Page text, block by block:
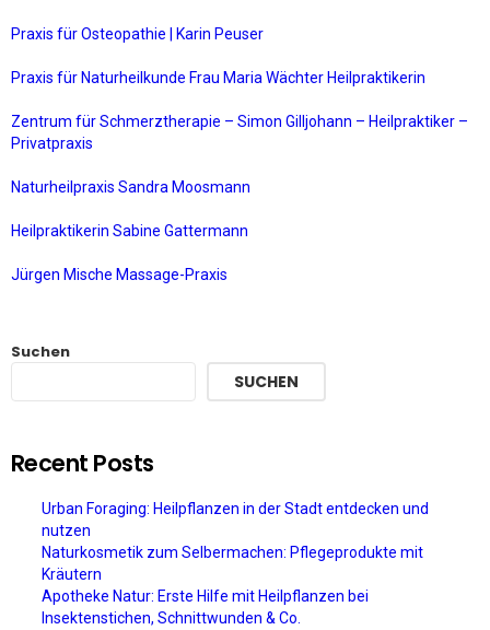
Praxis für Osteopathie | Karin Peuser
Praxis für Naturheilkunde Frau Maria Wächter Heilpraktikerin
Zentrum für Schmerztherapie – Simon Gilljohann – Heilpraktiker –
Privatpraxis
Naturheilpraxis Sandra Moosmann
Heilpraktikerin Sabine Gattermann
Jürgen Mische Massage-Praxis
Suchen
SUCHEN
Recent Posts
Urban Foraging: Heilpflanzen in der Stadt entdecken und
nutzen
Naturkosmetik zum Selbermachen: Pflegeprodukte mit
Kräutern
Apotheke Natur: Erste Hilfe mit Heilpflanzen bei
Insektenstichen, Schnittwunden & Co.